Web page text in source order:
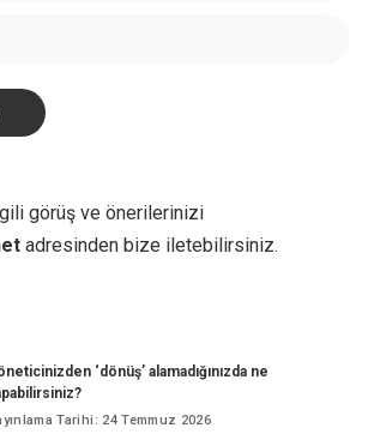
görüş ve önerilerinizi
adresinden bize iletebilirsiniz.
‘dönüş’ alamadığınızda ne
Tarihi: 24 Temmuz 2026